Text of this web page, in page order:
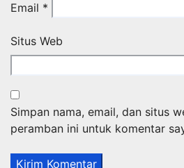
Email *
Situs Web
Simpan nama, email, dan situs
peramban ini untuk komentar